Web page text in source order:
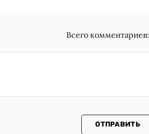
Всего комментариев:
ОТПРАВИТЬ